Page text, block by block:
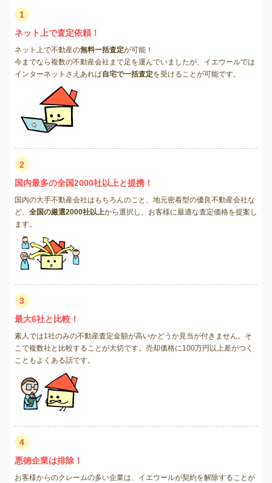
1
ネット上で査定依頼！
ネット上で不動産の無料一括査定が可能！
今までなら複数の不動産会社まで足を運んでいましたが、イエウールでは
インターネットさえあれば自宅で一括査定を受けることが可能です。
2
国内最多の全国2000社以上と提携！
国内の大手不動産会社はもちろんのこと、地元密着型の優良不動産会社な
ど、 全国の厳選2000社以上から選択し、お客様に最適な査定価格を提案し
ます。
3
最大6社と比較！
素人では1社のみの不動産査定金額が高いかどうか見当が付きません。そ
こで複数社と比較することが大切です。売却価格に100万円以上差がつく
こともよくある話です。
4
悪徳企業は排除！
お客様からのクレームの多い企業は、イエウールが契約を解除することが